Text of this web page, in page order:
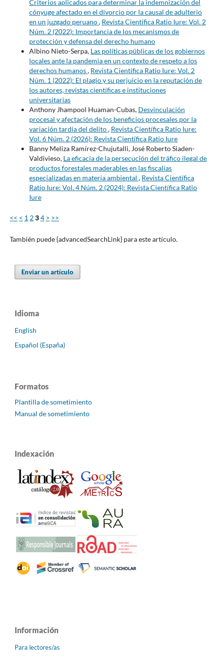
Criterios aplicados para determinar la indemnización del
cónyuge afectado en el divorcio por la causal de adulterio
en un juzgado peruano, Revista Científica Ratio Iure: Vol. 2
Núm. 2 (2022): Importancia de los mecanismos de
protección y defensa del derecho humano
Albino Nieto-Serpa, Las políticas públicas de los gobiernos
locales ante la pandemia en un contexto de respeto a los
derechos humanos, Revista Científica Ratio Iure: Vol. 2
Núm. 1 (2022): El plagio y su perjuicio en la reputación de
los autores, revistas científicas e instituciones
universitarias
Anthony Jhampool Huaman-Cubas, Desvinculación
procesal y afectación de los beneficios procesales por la
variación tardía del delito, Revista Científica Ratio Iure:
Vol. 6 Núm. 2 (2026): Revista Científica Ratio Iure
Banny Meliza Ramírez-Chujutalli, José Roberto Siaden-
Valdivieso, La eficacia de la persecución del tráfico ilegal de
productos forestales maderables en las fiscalías
especializadas en materia ambiental , Revista Científica
Ratio Iure: Vol. 4 Núm. 2 (2024): Revista Científica Ratio
Iure
<< < 1 234 > >>
También puede {advancedSearchLink} para este artículo.
Enviar un artículo
Idioma
English
Español (España)
Formatos
Plantilla de sometimiento
Manual de sometimiento
Indexación
Información
Para lectores/as